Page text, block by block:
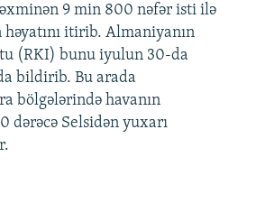
9 min 800 nəfər isti ilə
həyatını itirib. Almaniyanın
(RKI) bunu iyulun 30-da
bildirib. Bu arada
bölgələrində havanın
dərəcə Selsidən yuxarı